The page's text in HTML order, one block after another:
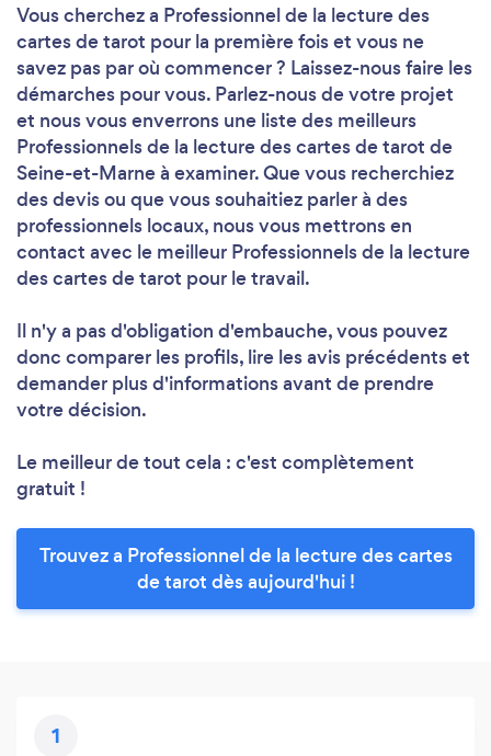
Vous cherchez a Professionnel de la lecture des
cartes de tarot pour la première fois et vous ne
savez pas par où commencer ? Laissez-nous faire les
démarches pour vous. Parlez-nous de votre projet
et nous vous enverrons une liste des meilleurs
Professionnels de la lecture des cartes de tarot de
Seine-et-Marne à examiner. Que vous recherchiez
des devis ou que vous souhaitiez parler à des
professionnels locaux, nous vous mettrons en
contact avec le meilleur Professionnels de la lecture
des cartes de tarot pour le travail.
Il n'y a pas d'obligation d'embauche, vous pouvez
donc comparer les profils, lire les avis précédents et
demander plus d'informations avant de prendre
votre décision.
Le meilleur de tout cela : c'est complètement
gratuit !
Trouvez a Professionnel de la lecture des cartes
de tarot dès aujourd'hui !
1